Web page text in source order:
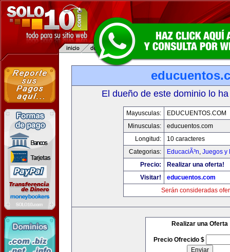
El dueño de este dominio lo
Mayusculas:
EDUCUENTOS.COM
Minusculas:
educuentos.com
Longitud:
10 caracteres
Categorias:
EducaciÃ³n, Juegos y
Precio:
Realizar una oferta!
Visitar!
educuentos.com
Serán consideradas
Realizar una Oferta
Precio Ofrecido $